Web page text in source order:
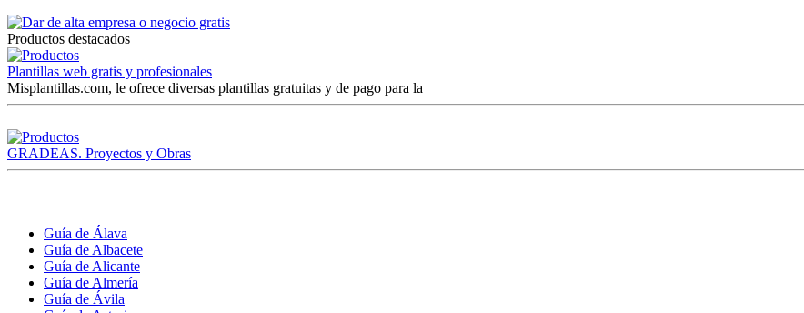
Productos destacados
Plantillas web gratis y profesionales
Misplantillas.com, le ofrece diversas plantillas gratuitas y de pago para la
GRADEAS. Proyectos y Obras
Guía de Álava
Guía de Albacete
Guía de Alicante
Guía de Almería
Guía de Ávila